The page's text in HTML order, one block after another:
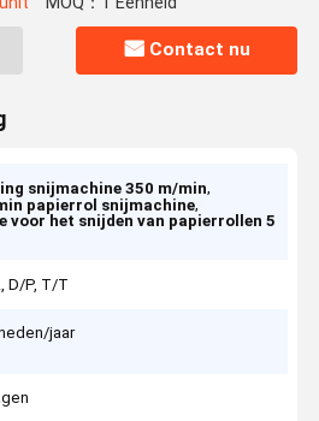
Contact nu
snijmachine 350 m/min,
papierrol snijmachine,
voor het snijden van papierrollen 5
D/P, T/T
jaar